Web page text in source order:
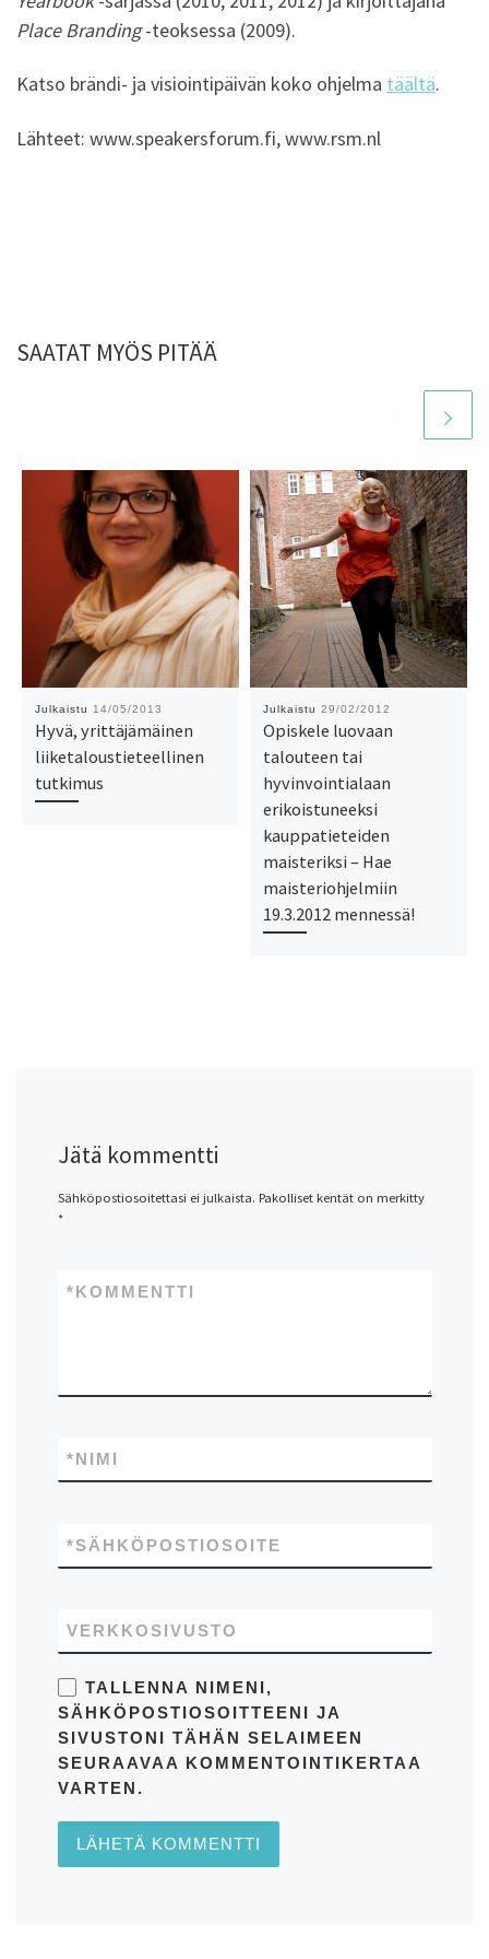
Place Branding-teoksessa (2009).
Katso brändi- ja visiointipäivän koko ohjelma täältä.
Lähteet: www.speakersforum.fi, www.rsm.nl
SAATAT MYÖS PITÄÄ
Julkaistu 14/05/2013
Hyvä, yrittäjämäinen
liiketaloustieteellinen
tutkimus
Julkaistu 29/02/2012
Opiskele luovaan
talouteen tai
hyvinvointialaan
erikoistuneeksi
kauppatieteiden
maisteriksi – Hae
maisteriohjelmiin
19.3.2012 mennessä!
Jätä kommentti
Sähköpostiosoitettasi ei julkaista. Pakolliset kentät on merkitty
*
KOMMENTTI
*
NIMI
*
SÄHKÖPOSTIOSOITE
*
VERKKOSIVUSTO
TALLENNA NIMENI,
SÄHKÖPOSTIOSOITTEENI JA
SIVUSTONI TÄHÄN SELAIMEEN
SEURAAVAA KOMMENTOINTIKERTAA
VARTEN.